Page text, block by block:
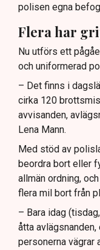
polisen egna
Flera har
Nu utförs ett
och uniformerad
– Det finns i
cirka 120
avvisanden,
Lena Mann.
Med stöd av
beordra bort eller
allmän ordning,
flera mil bort från
– Bara idag
åtta
personerna vägrar